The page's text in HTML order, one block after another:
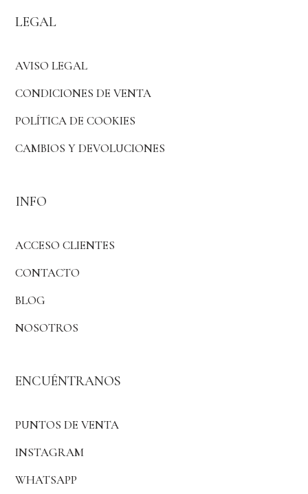
LEGAL
AVISO LEGAL
CONDICIONES DE VENTA
POLÍTICA DE COOKIES
CAMBIOS Y DEVOLUCIONES
INFO
ACCESO CLIENTES
CONTACTO
BLOG
NOSOTROS
ENCUÉNTRANOS
PUNTOS DE VENTA
INSTAGRAM
WHATSAPP